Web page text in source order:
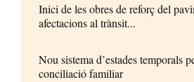
Inici de les obres de reforç del
afectacions al trànsit...
Nou sistema d’estades temporals
conciliació familiar